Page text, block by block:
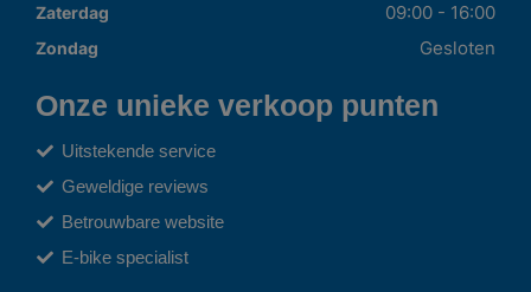
Zaterdag 09:00 - 16:00
Zondag Gesloten
Onze unieke verkoop punten
Uitstekende service
Geweldige reviews
Betrouwbare website
E-bike specialist